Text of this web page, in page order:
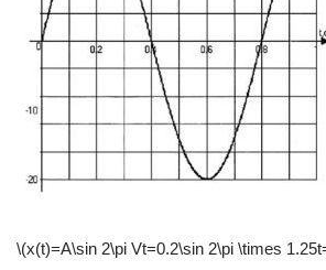
\(x(t)=A\sin 2\pi Vt=0.2\sin 2\pi \times